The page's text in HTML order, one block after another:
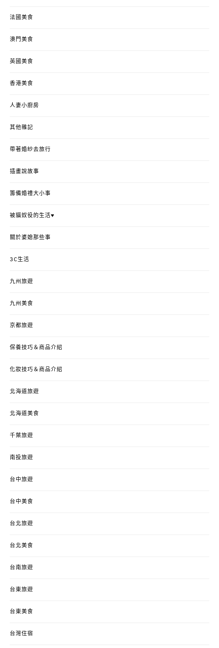
法國美食
澳門美食
英國美食
香港美食
人妻小廚房
其他雜記
帶著婚紗去旅行
插畫說故事
籌備婚禮大小事
被貓奴役的生活♥
關於婆媳那些事
3C生活
九州旅遊
九州美食
京都旅遊
保養技巧＆商品介紹
化妝技巧＆商品介紹
北海道旅遊
北海道美食
千葉旅遊
南投旅遊
台中旅遊
台中美食
台北旅遊
台北美食
台南旅遊
台東旅遊
台東美食
台灣住宿